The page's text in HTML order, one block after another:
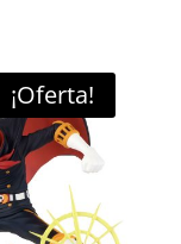
¡Oferta!